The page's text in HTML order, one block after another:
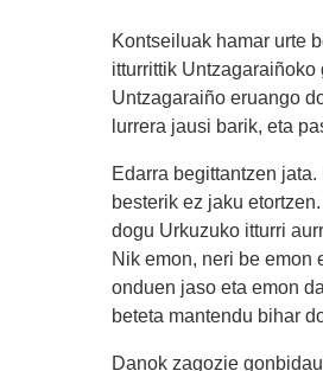
Kontseiluak hamar urte
itturrittik
Untzagaraiño eruango
lurrera jausi barik, eta
Edarra begittantzen
besterik ez jaku
dogu Urkuzuko itturri
Nik emon, neri be emon
onduen jaso eta emon
beteta mantendu bihar
Danok zagozie